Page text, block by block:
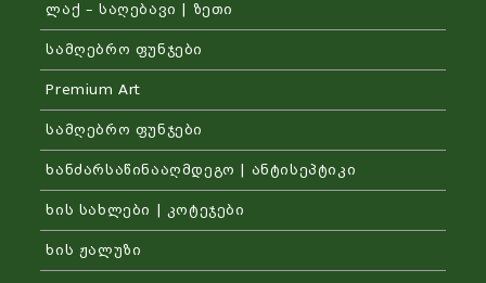
ლაქ – საღებავი | ზეთი
სამღებრო ფუნჯები
Premium Art
სამღებრო ფუნჯები
ხანძარსაწინააღმდეგო | ანტისეპტიკი
ხის სახლები | კოტეჯები
ხის ჟალუზი